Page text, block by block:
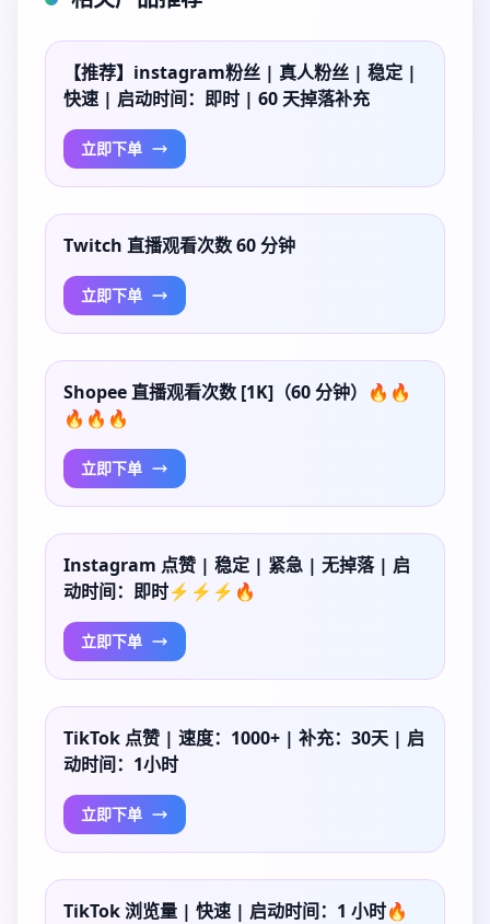
【推荐】instagram粉丝 | 真人粉丝 | 稳定 |
快速 | 启动时间：即时 | 60 天掉落补充
立即下单
Twitch 直播观看次数 60 分钟
立即下单
Shopee 直播观看次数 [1K]（60 分钟）🔥🔥
🔥🔥🔥
立即下单
Instagram 点赞 | 稳定 | 紧急 | 无掉落 | 启
动时间：即时⚡⚡⚡🔥
立即下单
TikTok 点赞 | 速度：1000+ | 补充：30天 | 启
动时间：1小时
立即下单
TikTok 浏览量 | 快速 | 启动时间：1 小时🔥